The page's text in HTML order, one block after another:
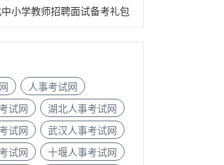
小学教师招聘面试备考礼包
人事考试网
试网
湖北人事考试网
试网
武汉人事考试网
试网
十堰人事考试网